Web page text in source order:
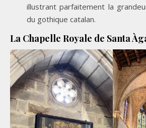
illustrant parfaitement la
du gothique catalan.
La Chapelle Royale de Santa